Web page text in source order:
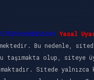
Yasal
Bu nedenle,
taşımakta olup, siteye
Sitede yalnızca